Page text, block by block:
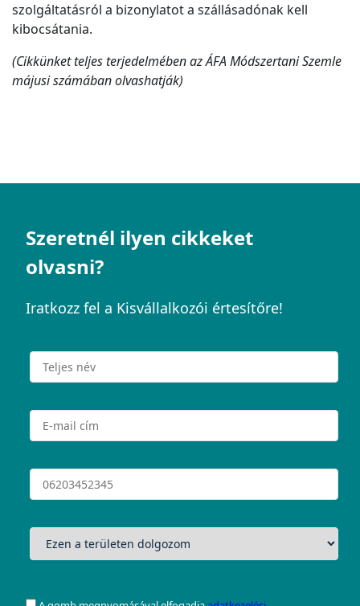
szolgáltatásról a bizonylatot a szállásadónak kell
kibocsátania.
(Cikkünket teljes terjedelmében az ÁFA Módszertani Szemle
májusi számában olvashatják)
Szeretnél ilyen cikkeket
olvasni?
Iratkozz fel a Kisvállalkozói értesítőre!